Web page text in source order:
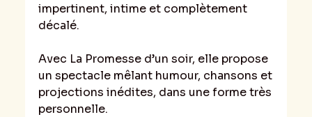
impertinent, intime et complètement
décalé.
Avec La Promesse d’un soir, elle propose
un spectacle mêlant humour, chansons et
projections inédites, dans une forme très
personnelle.